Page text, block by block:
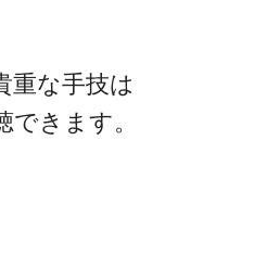
重な手技は
きます。